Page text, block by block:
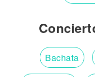
Bachata